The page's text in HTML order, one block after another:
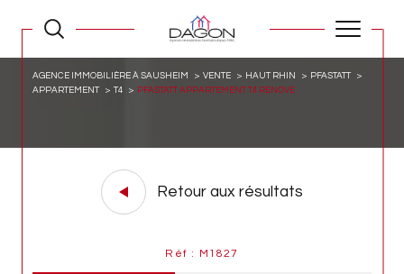
AGENCE IMMOBILIÈRE À SAUSHEIM VENTE HAUT RHIN
PFASTATT
APPARTEMENT
T4 PFASTATT APPARTEMENT T4 RENOVE
Retour aux résultats
Réf : M1827